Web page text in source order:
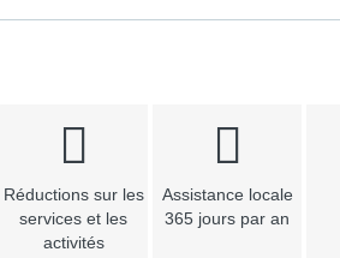
Réductions sur les
services et les
activités
Assistance locale
365 jours par an